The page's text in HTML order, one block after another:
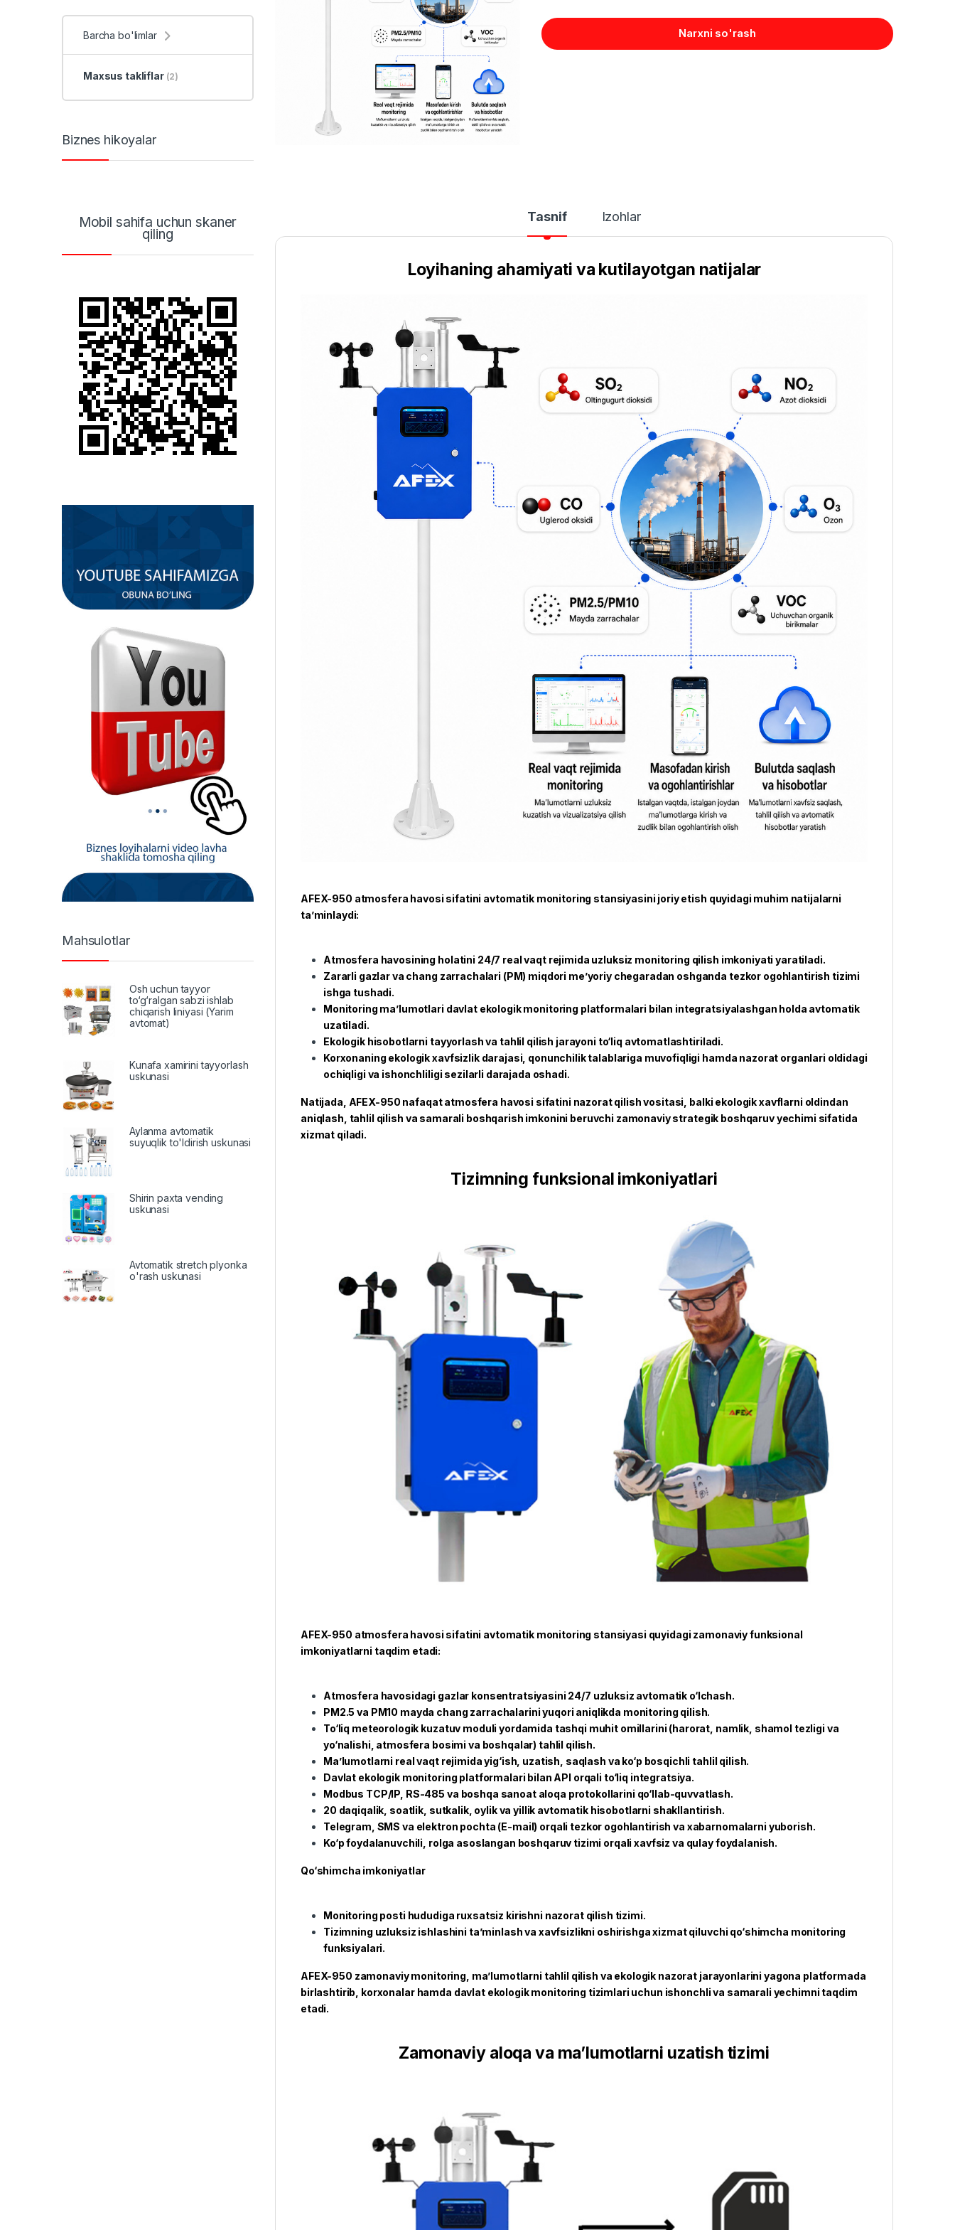
Narxni so'rash
Tasnif Izohlar
Loyihaning ahamiyati va kutilayotgan natijalar
AFEX-950 atmosfera havosi sifatini avtomatik monitoring stansiyasini joriy etish quyidagi muhim natijalarni
ta’minlaydi:
Atmosfera havosining holatini 24/7 real vaqt rejimida uzluksiz monitoring qilish imkoniyati yaratiladi.
Zararli gazlar va chang zarrachalari (PM) miqdori me’yoriy chegaradan oshganda tezkor ogohlantirish tizimi
ishga tushadi.
Monitoring ma’lumotlari davlat ekologik monitoring platformalari bilan integratsiyalashgan holda avtomatik
uzatiladi.
Ekologik hisobotlarni tayyorlash va tahlil qilish jarayoni to‘liq avtomatlashtiriladi.
Korxonaning ekologik xavfsizlik darajasi, qonunchilik talablariga muvofiqligi hamda nazorat organlari oldidagi
ochiqligi va ishonchliligi sezilarli darajada oshadi.
Natijada, AFEX-950 nafaqat atmosfera havosi sifatini nazorat qilish vositasi, balki ekologik xavflarni oldindan
aniqlash, tahlil qilish va samarali boshqarish imkonini beruvchi zamonaviy strategik boshqaruv yechimi sifatida
xizmat qiladi.
Tizimning funksional imkoniyatlari
AFEX-950 atmosfera havosi sifatini avtomatik monitoring stansiyasi quyidagi zamonaviy funksional
imkoniyatlarni taqdim etadi:
Atmosfera havosidagi gazlar konsentratsiyasini 24/7 uzluksiz avtomatik o‘lchash.
PM2.5 va PM10 mayda chang zarrachalarini yuqori aniqlikda monitoring qilish.
To‘liq meteorologik kuzatuv moduli yordamida tashqi muhit omillarini (harorat, namlik, shamol tezligi va
yo‘nalishi, atmosfera bosimi va boshqalar) tahlil qilish.
Ma’lumotlarni real vaqt rejimida yig‘ish, uzatish, saqlash va ko‘p bosqichli tahlil qilish.
Davlat ekologik monitoring platformalari bilan API orqali to‘liq integratsiya.
Modbus TCP/IP, RS-485 va boshqa sanoat aloqa protokollarini qo‘llab-quvvatlash.
20 daqiqalik, soatlik, sutkalik, oylik va yillik avtomatik hisobotlarni shakllantirish.
Telegram, SMS va elektron pochta (E-mail) orqali tezkor ogohlantirish va xabarnomalarni yuborish.
Ko‘p foydalanuvchili, rolga asoslangan boshqaruv tizimi orqali xavfsiz va qulay foydalanish.
Qo‘shimcha imkoniyatlar
Monitoring posti hududiga ruxsatsiz kirishni nazorat qilish tizimi.
Tizimning uzluksiz ishlashini ta’minlash va xavfsizlikni oshirishga xizmat qiluvchi qo‘shimcha monitoring
funksiyalari.
AFEX-950 zamonaviy monitoring, ma’lumotlarni tahlil qilish va ekologik nazorat jarayonlarini yagona platformada
birlashtirib, korxonalar hamda davlat ekologik monitoring tizimlari uchun ishonchli va samarali yechimni taqdim
etadi.
Zamonaviy aloqa va ma’lumotlarni uzatish tizimi
Barcha bo'limlar
Maxsus takliflar (2)
Biznes hikoyalar
Mobil sahifa uchun skaner
qiling
Mahsulotlar
Osh uchun tayyor
to‘g‘ralgan sabzi ishlab
chiqarish liniyasi (Yarim
avtomat)
Kunafa xamirini tayyorlash
uskunasi
Aylanma avtomatik
suyuqlik to'ldirish uskunasi
Shirin paxta vending
uskunasi
Avtomatik stretch plyonka
o'rash uskunasi